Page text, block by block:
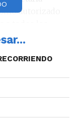
autorizado
la Provincia
los titulares de
el